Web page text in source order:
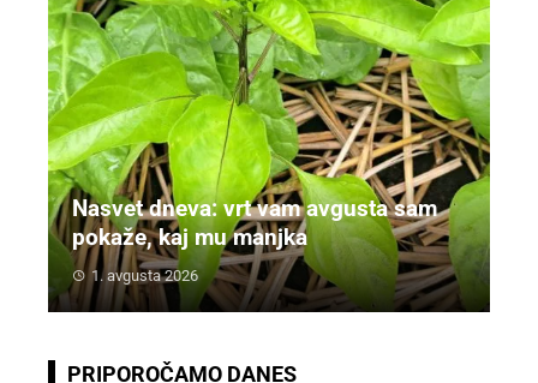
Nasvet dneva: vrt vam avgusta sam
pokaže, kaj mu manjka
1. avgusta 2026
PRIPOROČAMO DANES